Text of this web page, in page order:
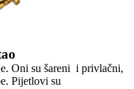
Oni su šareni i privlačni,
Pijetlovi su